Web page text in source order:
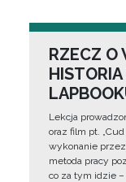
RZECZ O
Lekcja
oraz film pt.
wykonanie
metoda pracy
co za tym idzie